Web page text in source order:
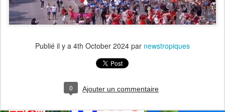
Publié il y a 4th October 2024 par newstropiques
0 Ajouter un commentaire